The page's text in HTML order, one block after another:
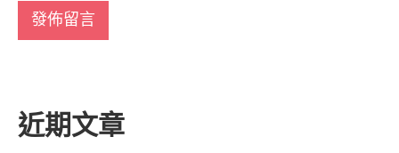
近期文章